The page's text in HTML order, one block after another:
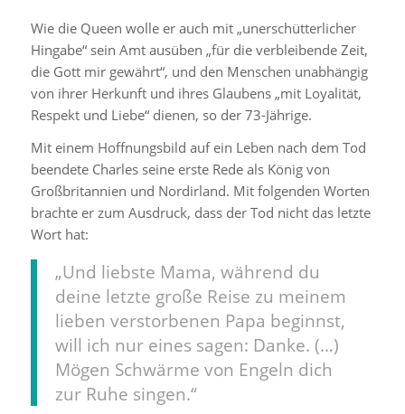
Wie die Queen wolle er auch mit „unerschütterlicher
Hingabe“ sein Amt ausüben „für die verbleibende Zeit,
die Gott mir gewährt“, und den Menschen unabhängig
von ihrer Herkunft und ihres Glaubens „mit Loyalität,
Respekt und Liebe“ dienen, so der 73-Jährige.
Mit einem Hoffnungsbild auf ein Leben nach dem Tod
beendete Charles seine erste Rede als König von
Großbritannien und Nordirland. Mit folgenden Worten
brachte er zum Ausdruck, dass der Tod nicht das letzte
Wort hat:
„Und liebste Mama, während du
deine letzte große Reise zu meinem
lieben verstorbenen Papa beginnst,
will ich nur eines sagen: Danke. (…)
Mögen Schwärme von Engeln dich
zur Ruhe singen.“